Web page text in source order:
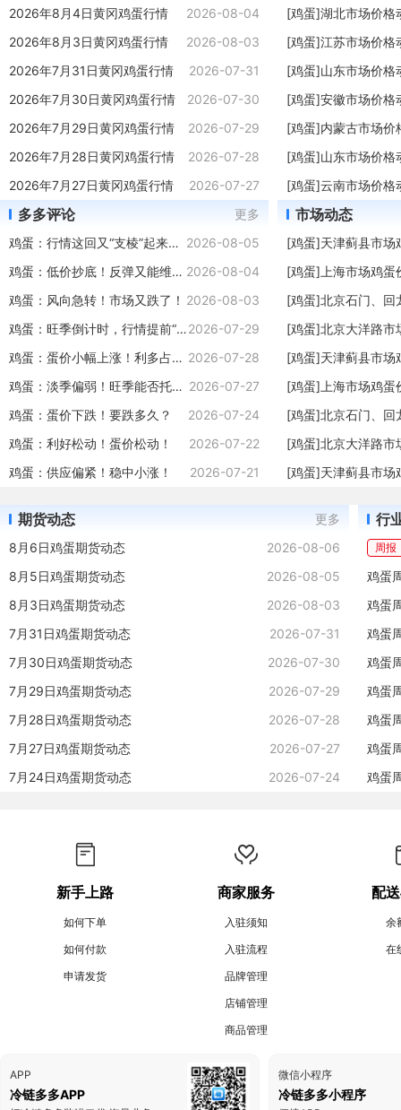
鸡蛋2706 3124 0.19% 3124 3119
鸡蛋2707 3281 0.24% 3281 3275
鸡蛋连续 3936 1.81% 3936 3875
鸡蛋2608 4355 0.25% 4355 4373
鸡蛋2609 4135 1.8% 4135 4076
鸡蛋连续 3936 1.81% 3936 3875
鸡蛋2611 3865 1.07% 3865 3840
鸡蛋2612 3814 3801
2026年8月4日黄冈鸡蛋行情
2026-08-04
2026年8月3日黄冈鸡蛋行情
2026-08-03
2026年7月31日黄冈鸡蛋行情
2026-07-31
2026年7月30日黄冈鸡蛋行情
2026-07-30
2026年7月29日黄冈鸡蛋行情
2026-07-29
2026年7月28日黄冈鸡蛋行情
2026-07-28
2026年7月27日黄冈鸡蛋行情
2026-07-27
多多评论
更多
鸡蛋：行情这回又“支棱”起来了！ 2026-08-05
鸡蛋：低价抄底！反弹又能维持多久？ 2026-08-04
鸡蛋：风向急转！市场又跌了！ 2026-08-03
鸡蛋：旺季倒计时，行情提前“热身”2026-07-29
鸡蛋：蛋价小幅上涨！利多占据主导！ 2026-07-28
鸡蛋：淡季偏弱！旺季能否托底？ 2026-07-27
鸡蛋：蛋价下跌！要跌多久？
2026-07-24
鸡蛋：利好松动！蛋价松动！
2026-07-22
鸡蛋：供应偏紧！稳中小涨！
2026-07-21
[鸡蛋]湖北市场价格
[鸡蛋]江苏市场价格
[鸡蛋]山东市场价格
[鸡蛋]安徽市场价格
[鸡蛋]内蒙古市场价
[鸡蛋]山东市场价格
[鸡蛋]云南市场价格
市场动态
[鸡蛋]天津蓟县市场
[鸡蛋]上海市场鸡蛋
[鸡蛋]北京石门、回
[鸡蛋]北京大洋路市
[鸡蛋]天津蓟县市场
[鸡蛋]上海市场鸡蛋
[鸡蛋]北京石门、回
[鸡蛋]北京大洋路市
[鸡蛋]天津蓟县市场
期货动态
更多
8月6日鸡蛋期货动态
2026-08-06
8月5日鸡蛋期货动态
2026-08-05
8月3日鸡蛋期货动态
2026-08-03
7月31日鸡蛋期货动态
2026-07-31
7月30日鸡蛋期货动态
2026-07-30
7月29日鸡蛋期货动态
2026-07-29
7月28日鸡蛋期货动态
2026-07-28
7月27日鸡蛋期货动态
2026-07-27
7月24日鸡蛋期货动态
2026-07-24
行
周报
鸡蛋
鸡蛋
鸡蛋
鸡蛋
鸡蛋
鸡蛋
鸡蛋
新手上路
如何下单
如何付款
申请发货
商家服务
入驻须知
入驻流程
品牌管理
店铺管理
商品管理
配
余
在
APP
冷链多多APP
微信小程序
冷链多多小程序